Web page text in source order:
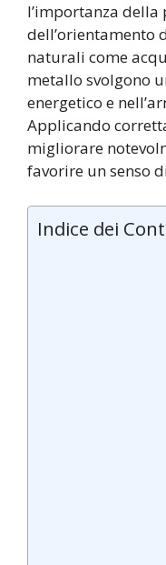
l’importanza della
dell’orientamento
naturali come
metallo svolgono
energetico e
Applicando
migliorare
favorire un senso
Indice dei